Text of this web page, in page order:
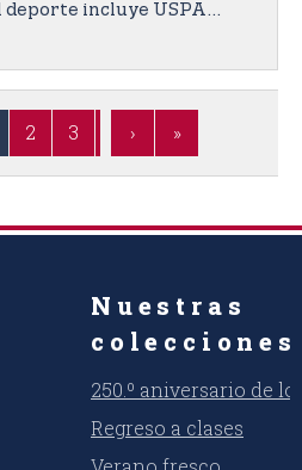
deporte incluye USPA
2 3 › »
Nuestras
colecciones
250.º aniversario de
Regreso a clases